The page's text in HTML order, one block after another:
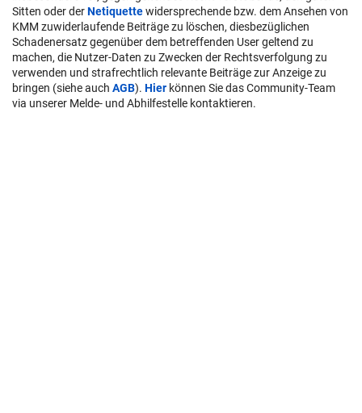
Sitten oder derNetiquettewidersprechende bzw. dem Ansehen von
KMM zuwiderlaufende Beiträge zu löschen, diesbezüglichen
Schadenersatz gegenüber dem betreffenden User geltend zu
machen, die Nutzer-Daten zu Zwecken der Rechtsverfolgung zu
verwenden und strafrechtlich relevante Beiträge zur Anzeige zu
bringen (siehe auch AGB). Hier können Sie das Community-Team
via unserer Melde- und Abhilfestelle kontaktieren.